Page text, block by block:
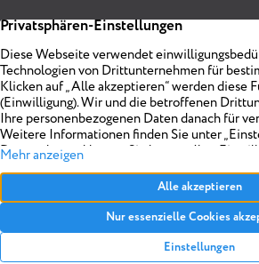
energetischer Sanierung binnen 54
Immobilien
Projekte
Planen
Vermarkten
Über uns